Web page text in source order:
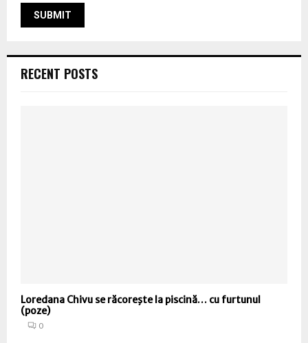
RECENT POSTS
Loredana Chivu se răcoreşte la piscină… cu furtunul
(poze)
0